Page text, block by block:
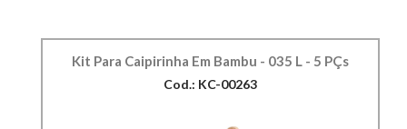
Kit Para Caipirinha Em Bambu - 035 L - 5 PÇs
Cod.: KC-00263